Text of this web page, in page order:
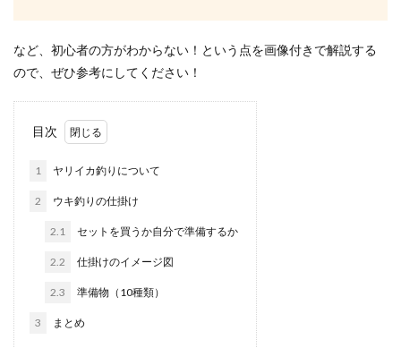
など、初心者の方がわからない！という点を画像付きで解説する
ので、ぜひ参考にしてください！
目次
1 ヤリイカ釣りについて
2 ウキ釣りの仕掛け
2.1 セットを買うか自分で準備するか
2.2 仕掛けのイメージ図
2.3 準備物（10種類）
3 まとめ